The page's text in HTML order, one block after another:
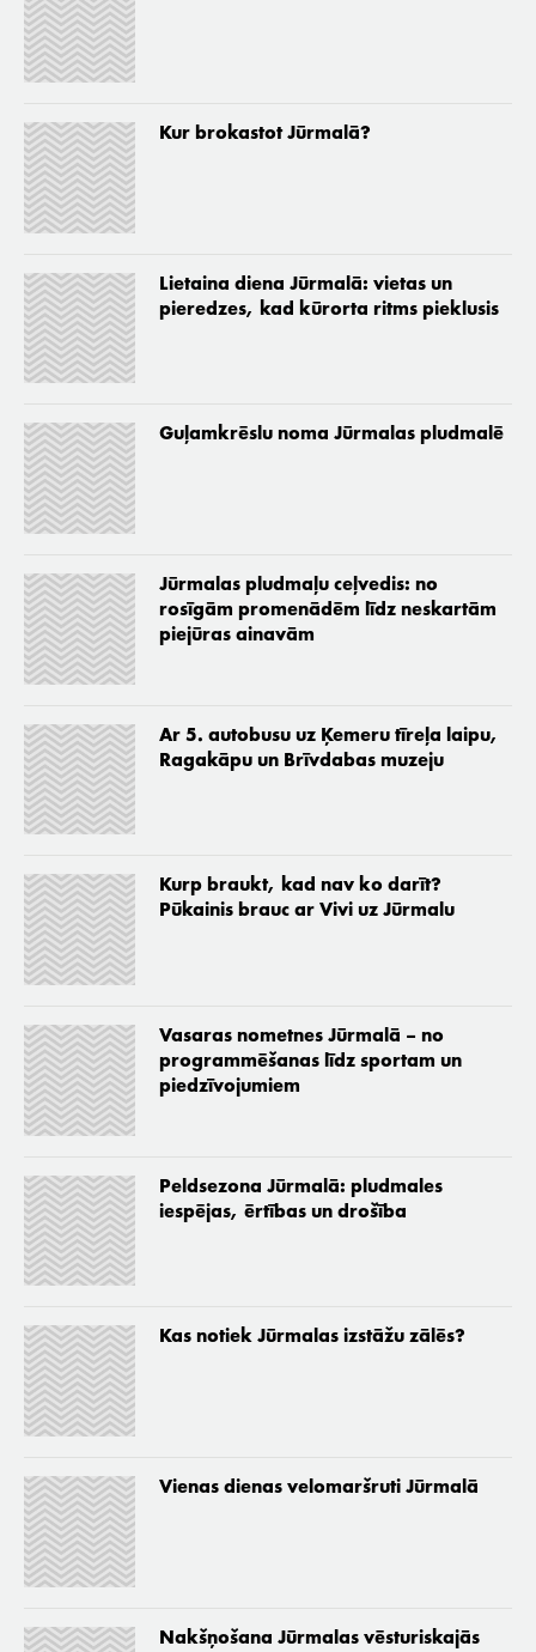
Kur brokastot Jūrmalā?
Lietaina diena Jūrmalā: vietas un
pieredzes, kad kūrorta ritms pieklusis
Guļamkrēslu noma Jūrmalas pludmalē
Jūrmalas pludmaļu ceļvedis: no
rosīgām promenādēm līdz neskartām
piejūras ainavām
Ar 5. autobusu uz Ķemeru tīreļa laipu,
Ragakāpu un Brīvdabas muzeju
Kurp braukt, kad nav ko darīt?
Pūkainis brauc ar Vivi uz Jūrmalu
Vasaras nometnes Jūrmalā – no
programmēšanas līdz sportam un
piedzīvojumiem
Peldsezona Jūrmalā: pludmales
iespējas, ērtības un drošība
Kas notiek Jūrmalas izstāžu zālēs?
Vienas dienas velomaršruti Jūrmalā
Nakšņošana Jūrmalas vēsturiskajās